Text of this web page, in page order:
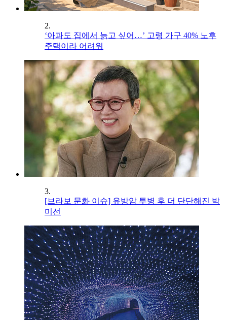
2.
‘아파도 집에서 늙고 싶어…’ 고령 가구 40% 노후
주택이라 어려워
3.
[브라보 문화 이슈] 유방암 투병 후 더 단단해진 박
미선